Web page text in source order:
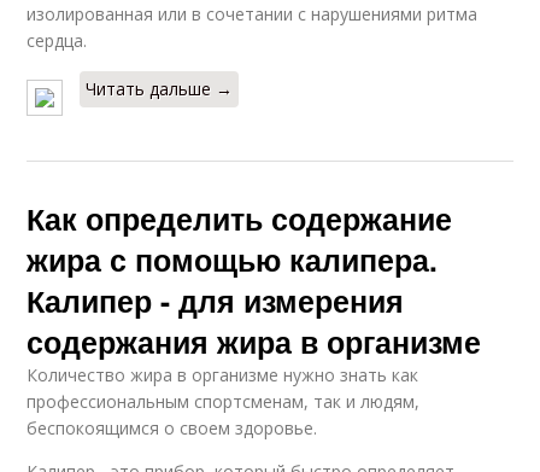
изолированная или в сочетании с нарушениями ритма
сердца.
Читать дальше →
Как определить содержание
жира с помощью калипера.
Калипер - для измерения
содержания жира в организме
Количество жира в организме нужно знать как
профессиональным спортсменам, так и людям,
беспокоящимся о своем здоровье.